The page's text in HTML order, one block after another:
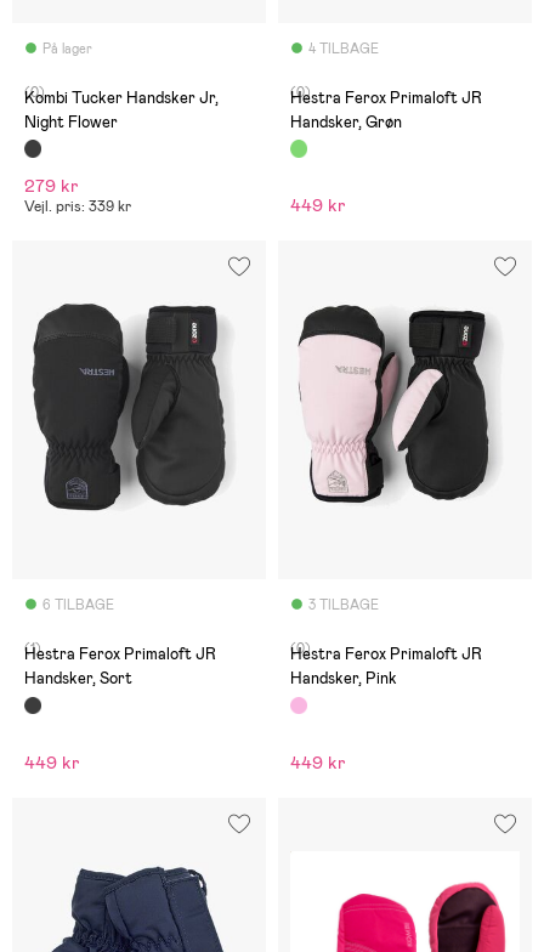
På lager
(0)
Kombi Tucker Handsker Jr,
Night Flower
279 kr
Vejl. pris: 339 kr
4 TILBAGE
(0)
Hestra Ferox Primaloft JR
Handsker, Grøn
449 kr
6 TILBAGE
(1)
Hestra Ferox Primaloft JR
Handsker, Sort
449 kr
3 TILBAGE
(0)
Hestra Ferox Primaloft JR
Handsker, Pink
449 kr